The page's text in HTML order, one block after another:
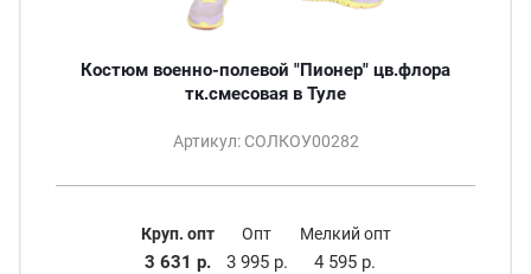
Костюм военно-полевой "Пионер" цв.флора
тк.смесовая в Туле
Артикул: СОЛКОУ00282
Круп. опт
3 631 р.
Опт
3 995 р.
Мелкий опт
4 595 р.